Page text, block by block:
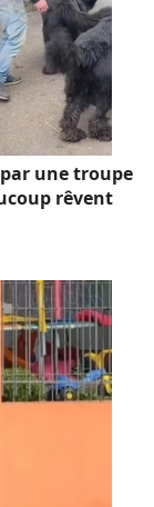
une troupe
rêvent